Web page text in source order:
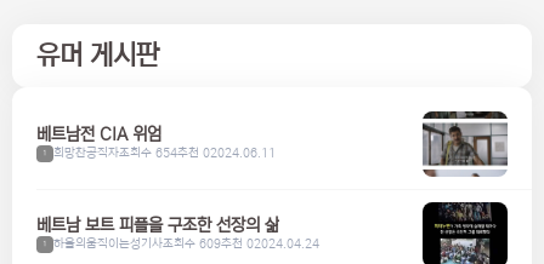
유머 게시판
베트남전 CIA 위엄
1 희망찬공직자조회수 654추천 02024.06.11
베트남 보트 피플을 구조한 선장의 삶
1 하울의움직이는성기사조회수 609추천 02024.04.24